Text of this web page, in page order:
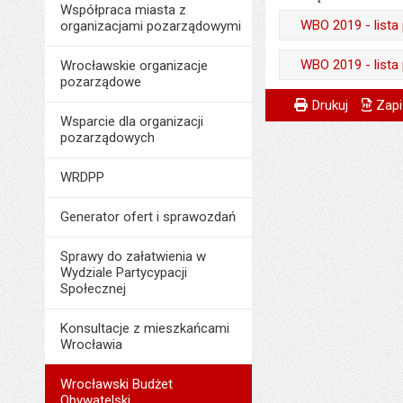
Współpraca miasta z
organizacjami pozarządowymi
Wrocławskie organizacje
pozarządowe
Wsparcie dla organizacji
pozarządowych
WRDPP
Generator ofert i sprawozdań
Sprawy do załatwienia w
Wydziale Partycypacji
Społecznej
Konsultacje z mieszkańcami
Wrocławia
Wrocławski Budżet
WBO 2019 -
Wytworzył:
Data wytworzenia:
Opublikował w BIP:
WBO 2019 -
Wytworzył:
Data wytworzenia:
Metryczka
Odpowiedzialny
Powiadom
Drukuj